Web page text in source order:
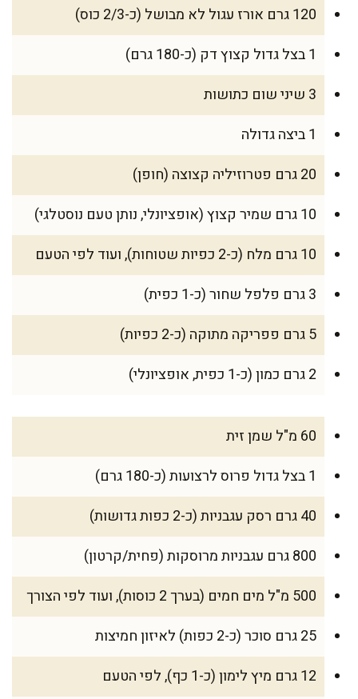
120 גרם אורז עגול לא מבושל (כ-2/3 כוס)
1 בצל גדול קצוץ דק (כ-180 גרם)
3 שיני שום כתושות
1 ביצה גדולה
20 גרם פטרוזיליה קצוצה (חופן)
10 גרם שמיר קצוץ (אופציונלי, נותן טעם נוסטלגי)
10 גרם מלח (כ-2 כפיות שטוחות), ועוד לפי הטעם
3 גרם פלפל שחור (כ-1 כפית)
5 גרם פפריקה מתוקה (כ-2 כפיות)
2 גרם כמון (כ-1 כפית, אופציונלי)
60 מ"ל שמן זית
1 בצל גדול פרוס לרצועות (כ-180 גרם)
40 גרם רסק עגבניות (כ-2 כפות גדושות)
800 גרם עגבניות מרוסקות (פחית/קרטון)
500 מ"ל מים חמים (בערך 2 כוסות), ועוד לפי הצורך
25 גרם סוכר (כ-2 כפות) לאיזון חמיצות
12 גרם מיץ לימון (כ-1 כף), לפי הטעם